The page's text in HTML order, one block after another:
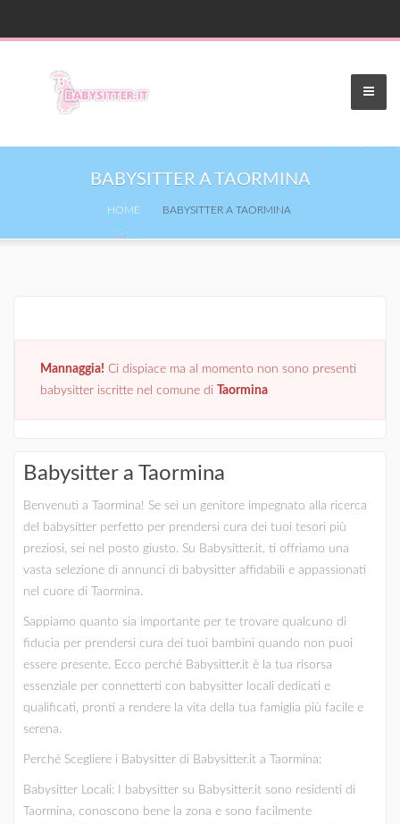
BABYSITTER A TAORMINA
HOME BABYSITTER A TAORMINA
Mannaggia! Ci dispiace ma al momento non sono presenti
babysitter iscritte nel comune di
Taormina
Babysitter a Taormina
Benvenuti a Taormina! Se sei un genitore impegnato alla ricerca
del babysitter perfetto per prendersi cura dei tuoi tesori più
preziosi, sei nel posto giusto. Su Babysitter.it, ti offriamo una
vasta selezione di annunci di babysitter affidabili e appassionati
nel cuore di Taormina.
Sappiamo quanto sia importante per te trovare qualcuno di
fiducia per prendersi cura dei tuoi bambini quando non puoi
essere presente. Ecco perché Babysitter.it è la tua risorsa
essenziale per connetterti con babysitter locali dedicati e
qualificati, pronti a rendere la vita della tua famiglia più facile e
serena.
Perché Scegliere i Babysitter di Babysitter.it a Taormina:
Babysitter Locali: I babysitter su Babysitter.it sono residenti di
Taormina, conoscono bene la zona e sono facilmente